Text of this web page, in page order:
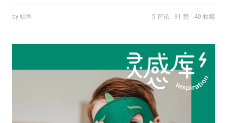
by 鲸鱼 5 评论 91 赞 40 收藏